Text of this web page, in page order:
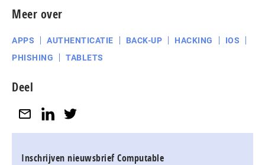
Meer over
APPS AUTHENTICATIE BACK-UP HACKING
IOS
PHISHING
TABLETS
Deel
Inschrijven nieuwsbrief Computable